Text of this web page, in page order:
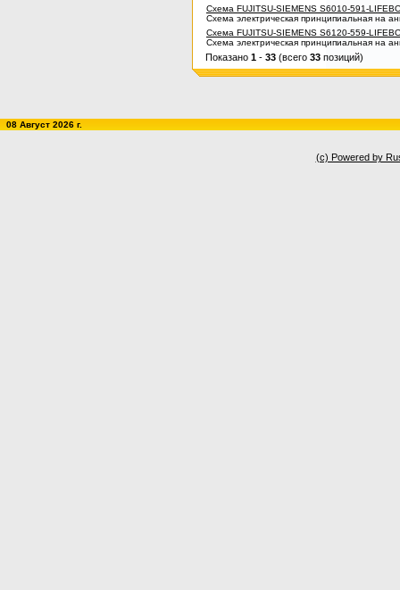
Схема FUJITSU-SIEMENS S6010-591-
Схема электрическая принципиальная на
Схема FUJITSU-SIEMENS S6120-559-
Схема электрическая принципиальная на
Показано 1 - 33 (всего 33 позиций)
08 Август 2026 г.
(c) Powered by